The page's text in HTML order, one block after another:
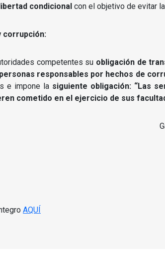
condicional con el objetivo de evitar
corrupción:
competentes su obligación de
responsables por hechos de
e impone la siguiente obligación: “Las
cometido en el ejercicio de sus
AQUÍ